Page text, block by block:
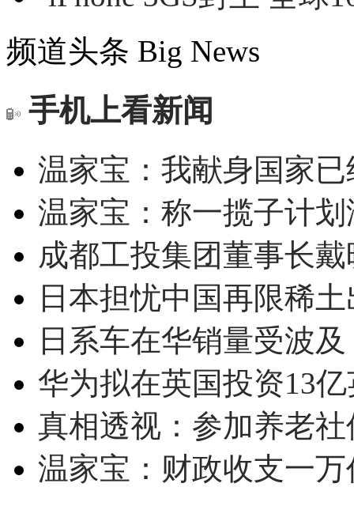
频道头条 Big News
手机上看新闻
温家宝：我献身国家
温家宝：称一揽子计
成都工投集团董事长
日本担忧中国再限稀
日系车在华销量受波
华为拟在英国投资13
真相透视：参加养老
温家宝：财政收支一